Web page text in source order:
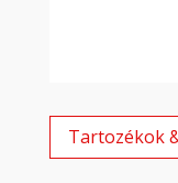
Tartozékok